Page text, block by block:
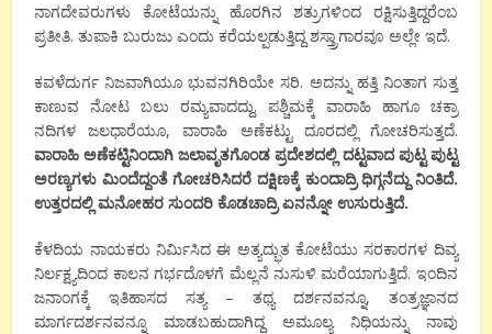
ನಾಗದೇವರುಗಳು ಕೋಟೆಯನ್ನು ಹೊರಗಿನ ಶತ್ರುಗಳಿಂದ ರಕ್ಷಿಸುತ್ತಿದ್ದರೆಂಬ
ಪ್ರತೀತಿ. ತುಪಾಕಿ ಬುರುಜು ಎಂದು ಕರೆಯಲ್ಪಡುತ್ತಿದ್ದ ಶಸ್ತ್ರಾಗಾರವೂ ಅಲ್ಲೇ ಇದೆ.
ಕವಳೆದುರ್ಗ ನಿಜವಾಗಿಯೂ ಭುವನಗಿರಿಯೇ ಸರಿ. ಅದನ್ನು ಹತ್ತಿ ನಿಂತಾಗ ಸುತ್ತ
ಕಾಣುವ ನೋಟ ಬಲು ರಮ್ಯವಾದದ್ದು. ಪಶ್ಚಿಮಕ್ಕೆ ವಾರಾಹಿ ಹಾಗೂ ಚಕ್ರಾ
ನದಿಗಳ ಜಲಧಾರೆಯೂ, ವಾರಾಹಿ ಅಣೆಕಟ್ಟು ದೂರದಲ್ಲಿ ಗೋಚರಿಸುತ್ತದೆ.
ವಾರಾಹಿ ಅಣೆಕಟ್ಟಿನಿಂದಾಗಿ ಜಲಾವೃತಗೊಂಡ ಪ್ರದೇಶದಲ್ಲಿ ದಟ್ಟವಾದ ಪುಟ್ಟ ಪುಟ್ಟ
ಅರಣ್ಯಗಳು ಮಿಂದೆದ್ದಂತೆ ಗೋಚರಿಸಿದರೆ ದಕ್ಷಿಣಕ್ಕೆ ಕುಂದಾದ್ರಿ ಧಿಗ್ಗನೆದ್ದು ನಿಂತಿದೆ.
ಉತ್ತರದಲ್ಲಿ ಮನೋಹರ ಸುಂದರಿ ಕೊಡಚಾದ್ರಿ ಏನನ್ನೋ ಉಸುರುತ್ತಿದೆ.
ಕೆಳದಿಯ ನಾಯಕರು ನಿರ್ಮಿಸಿದ ಈ ಅತ್ಯದ್ಭುತ ಕೋಟೆಯು ಸರಕಾರಗಳ ದಿವ್ಯ
ನಿರ್ಲಕ್ಷ್ಯದಿಂದ ಕಾಲನ ಗರ್ಭದೊಳಗೆ ಮೆಲ್ಲನೆ ನುಸುಳಿ ಮರೆಯಾಗುತ್ತಿದೆ. ಇಂದಿನ
ಜನಾಂಗಕ್ಕೆ ಇತಿಹಾಸದ ಸತ್ಯ – ತಥ್ಯ ದರ್ಶನವನ್ನೂ, ತಂತ್ರಜ್ಞಾನದ
ಮಾರ್ಗದರ್ಶನವನ್ನೂ ಮಾಡಬಹುದಾಗಿದ್ದ ಅಮೂಲ್ಯ ನಿಧಿಯನ್ನು ನಾವು